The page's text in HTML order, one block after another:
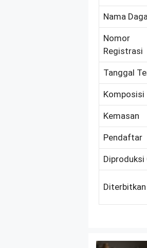
Nama
Nomor
Registrasi
Tanggal
Komposisi
Kemasan
Pendaftar
Diproduksi
Diterbitkan